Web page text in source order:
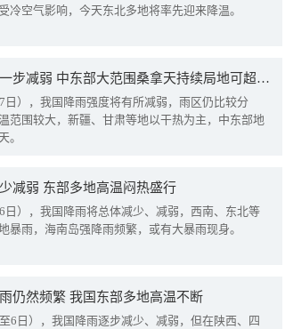
冷空气影响，今天东北多地将率先迎来降温。
我国降雨强度进一步减弱 中东部大范围桑拿天持续局地可超38℃
日），我国降雨强度将有所减弱，雨区仍比较分
范围较大，新疆、甘肃等地以干热为主，中东部地
。
减弱 东部多地高温闷热盛行
日），我国降雨将总体减少、减弱，西南、东北等
暴雨，海南岛强降雨频繁，或有大暴雨现身。
仍然频繁 我国东部多地高温不断
6日），我国降雨逐步减少、减弱，但在陕西、四